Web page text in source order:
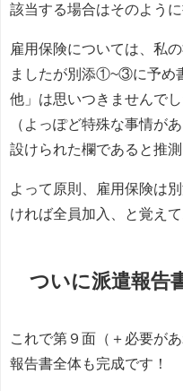
該当する場合はそのように
雇用保険については、私
ましたが別添①~③に予め
他」は思いつきませんでし
（よっぽど特殊な事情が
設けられた欄であると推測
よって原則、雇用保険は
ければ全員加入、と覚えて
ついに派遣報告
これで第９面（＋必要が
報告書全体も完成です！